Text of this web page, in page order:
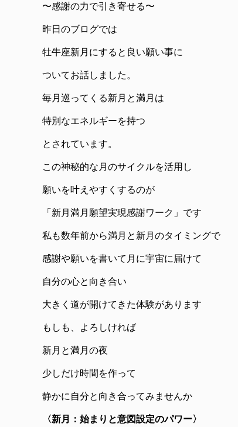
〜感謝の力で引き寄せる〜
昨日のブログでは
牡牛座新月にすると良い願い事に
ついてお話しました。
毎月巡ってくる新月と満月は
特別なエネルギーを持つ
とされています。
この神秘的な月のサイクルを活用し
願いを叶えやすくするのが
「新月満月願望実現感謝ワーク」です
私も数年前から満月と新月のタイミングで
感謝や願いを書いて月に宇宙に届けて
自分の心と向き合い
大きく道が開けてきた体験があります
もしも、よろしければ
新月と満月の夜
少しだけ時間を作って
静かに自分と向き合ってみませんか
〈新月：始まりと意図設定のパワー〉